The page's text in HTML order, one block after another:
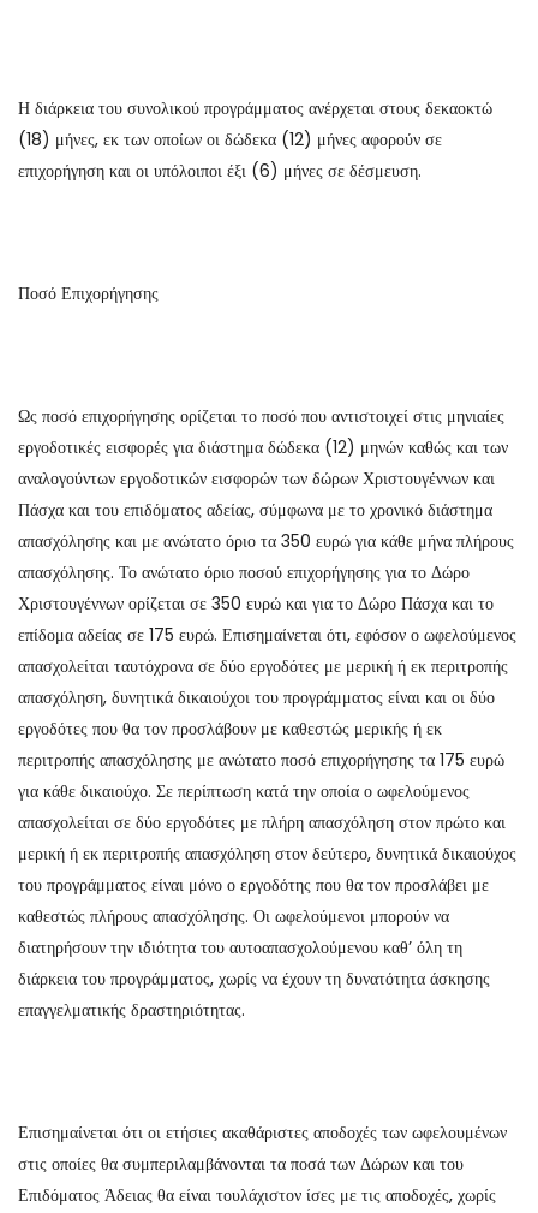
Η διάρκεια του συνολικού προγράμματος ανέρχεται στους δεκαοκτώ
(18) μήνες, εκ των οποίων οι δώδεκα (12) μήνες αφορούν σε
επιχορήγηση και οι υπόλοιποι έξι (6) μήνες σε δέσμευση.
Ποσό Επιχορήγησης
Ως ποσό επιχορήγησης ορίζεται το ποσό που αντιστοιχεί στις μηνιαίες
εργοδοτικές εισφορές για διάστημα δώδεκα (12) μηνών καθώς και των
αναλογούντων εργοδοτικών εισφορών των δώρων Χριστουγέννων και
Πάσχα και του επιδόματος αδείας, σύμφωνα με το χρονικό διάστημα
απασχόλησης και με ανώτατο όριο τα 350 ευρώ για κάθε μήνα πλήρους
απασχόλησης. Το ανώτατο όριο ποσού επιχορήγησης για το Δώρο
Χριστουγέννων ορίζεται σε 350 ευρώ και για το Δώρο Πάσχα και το
επίδομα αδείας σε 175 ευρώ. Επισημαίνεται ότι, εφόσον ο ωφελούμενος
απασχολείται ταυτόχρονα σε δύο εργοδότες με μερική ή εκ περιτροπής
απασχόληση, δυνητικά δικαιούχοι του προγράμματος είναι και οι δύο
εργοδότες που θα τον προσλάβουν με καθεστώς μερικής ή εκ
περιτροπής απασχόλησης με ανώτατο ποσό επιχορήγησης τα 175 ευρώ
για κάθε δικαιούχο. Σε περίπτωση κατά την οποία ο ωφελούμενος
απασχολείται σε δύο εργοδότες με πλήρη απασχόληση στον πρώτο και
μερική ή εκ περιτροπής απασχόληση στον δεύτερο, δυνητικά δικαιούχος
του προγράμματος είναι μόνο ο εργοδότης που θα τον προσλάβει με
καθεστώς πλήρους απασχόλησης. Οι ωφελούμενοι μπορούν να
διατηρήσουν την ιδιότητα του αυτοαπασχολούμενου καθ’ όλη τη
διάρκεια του προγράμματος, χωρίς να έχουν τη δυνατότητα άσκησης
επαγγελματικής δραστηριότητας.
Επισημαίνεται ότι οι ετήσιες ακαθάριστες αποδοχές των ωφελουμένων
στις οποίες θα συμπεριλαμβάνονται τα ποσά των Δώρων και του
Επιδόματος Άδειας θα είναι τουλάχιστον ίσες με τις αποδοχές, χωρίς